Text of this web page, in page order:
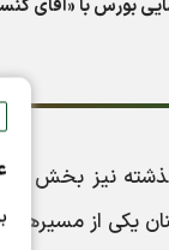
بورس با «آقای
نیز بخش
یکی از مسیرهای